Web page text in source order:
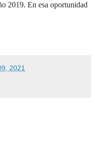
2019. En esa oportunidad
2021